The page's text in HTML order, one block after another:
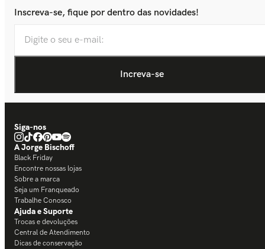
Inscreva-se, fique por dentro das novidades!
Siga-nos
A Jorge Bischoff
Black Friday
Encontre nossas lojas
Sobre a marca
Seja um Franqueado
Trabalhe Conosco
Ajuda e Suporte
Trocas e devoluções
Central de Atendimento
Dicas de conservação